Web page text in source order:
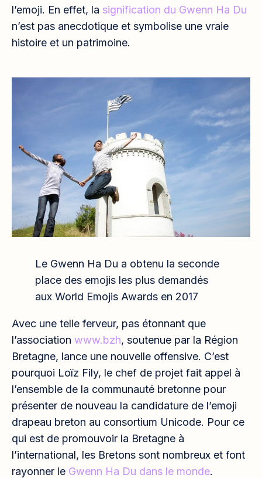
l’emoji. En effet, la signification du Gwenn Ha Du
n’est pas anecdotique et symbolise une vraie
histoire et un patrimoine.
Le Gwenn Ha Du a obtenu la seconde
place des emojis les plus demandés
aux World Emojis Awards en 2017
Avec une telle ferveur, pas étonnant que
l’association www.bzh, soutenue par la Région
Bretagne, lance une nouvelle offensive. C’est
pourquoi Loïz Fily, le chef de projet fait appel à
l’ensemble de la communauté bretonne pour
présenter de nouveau la candidature de l’emoji
drapeau breton au consortium Unicode. Pour ce
qui est de promouvoir la Bretagne à
l’international, les Bretons sont nombreux et font
rayonner le Gwenn Ha Du dans le monde.